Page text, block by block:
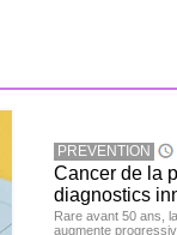
PREVENTION
Cancer de la
diagnostics
Rare avant 50 ans,
augmente